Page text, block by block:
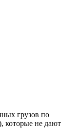
грузов по
которые не дают